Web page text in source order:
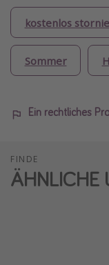
kostenlos
Sommer
Ein rechtliches
FINDE
ÄHNLICHE